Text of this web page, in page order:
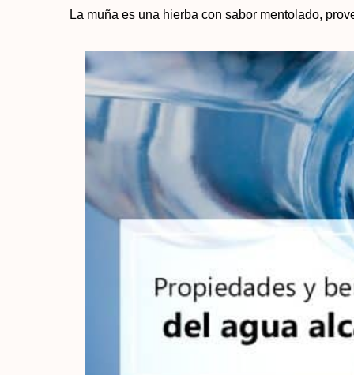
La muña es una hierba con sabor mentolado,